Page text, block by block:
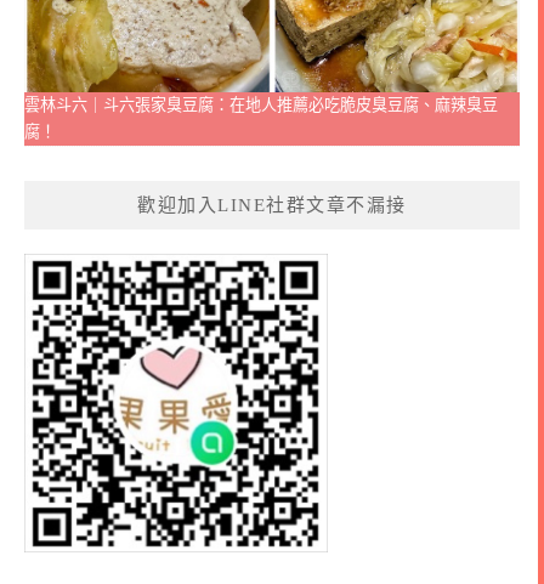
雲林斗六｜斗六張家臭豆腐：在地人推薦必吃脆皮臭豆腐、麻辣臭豆
腐！
歡迎加入LINE社群文章不漏接